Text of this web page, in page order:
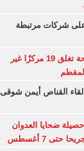
شركات مرتبطة
أخبار × 24 ساعة.. الصحة تغلق 19 مركزًا غير
القناص أيمن شوقى
حصيلة ضحايا العدوان